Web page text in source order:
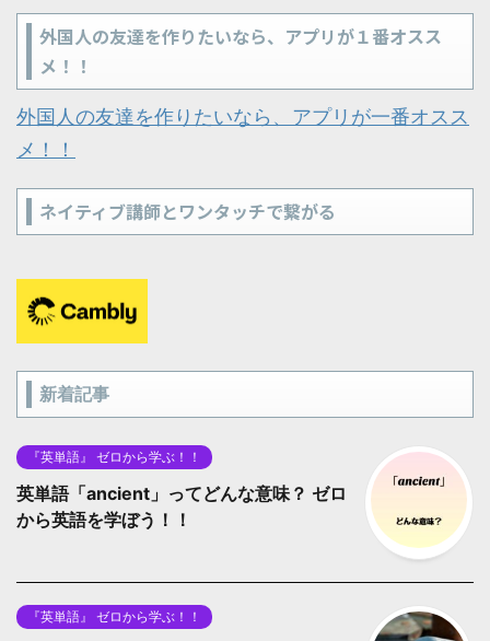
外国人の友達を作りたいなら、アプリが１番オスス
メ！！
外国人の友達を作りたいなら、アプリが一番オスス
メ！！
ネイティブ講師とワンタッチで繋がる
新着記事
『英単語』 ゼロから学ぶ！！
英単語「ancient」ってどんな意味？ ゼロ
から英語を学ぼう！！
『英単語』 ゼロから学ぶ！！